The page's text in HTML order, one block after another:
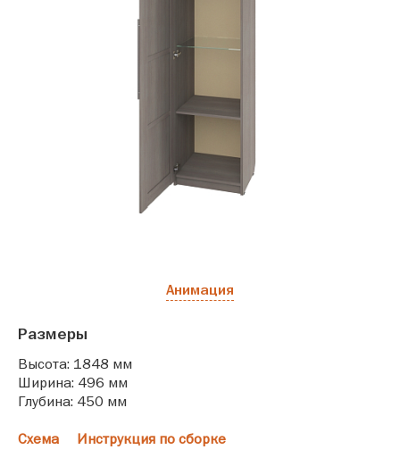
Анимация
Размеры
Высота: 1848 мм
Ширина: 496 мм
Глубина: 450 мм
Схема Инструкция по сборке